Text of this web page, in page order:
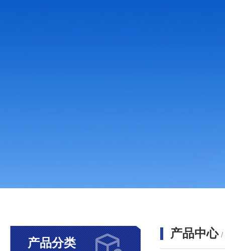
产品分类
产品中心 /